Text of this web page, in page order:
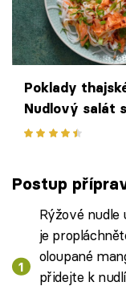
Poklady
Nudlový salát
pikantní
Postup
Rýžové nudle
je
oloupané
přidejte k